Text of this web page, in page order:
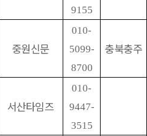
9155
중원신문
010-
5099-
8700
충북충주
서산타임즈
010-
9447-
3515